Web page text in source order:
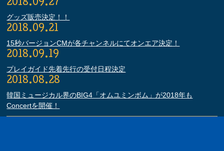
2018.09.27
グッズ販売決定！！
2018.09.21
15秒バージョンCMが各チャンネルにてオンエア決定！
2018.09.19
プレイガイド先着先行の受付日程決定
2018.08.28
韓国ミュージカル界のBIG4「オムユミンボム」が2018年も
Concertを開催！